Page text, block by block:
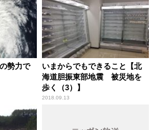
勢力で
いまからでもできること【北
海道胆振東部地震 被災地を
歩く（3）】
2018.09.13